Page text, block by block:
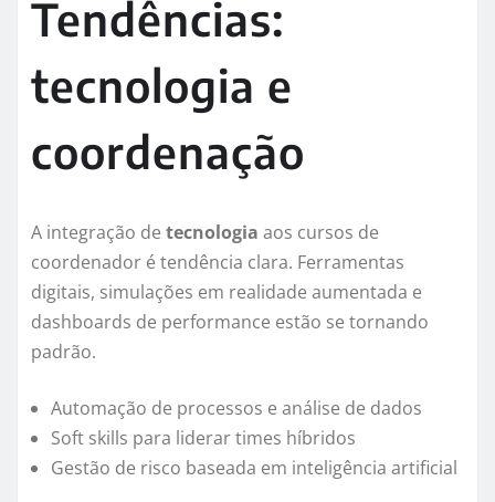
Tendências:
tecnologia e
coordenação
A integração de tecnologia aos cursos de
coordenador é tendência clara. Ferramentas
digitais, simulações em realidade aumentada e
dashboards de performance estão se tornando
padrão.
Automação de processos e análise de dados
Soft skills para liderar times híbridos
Gestão de risco baseada em inteligência artificial